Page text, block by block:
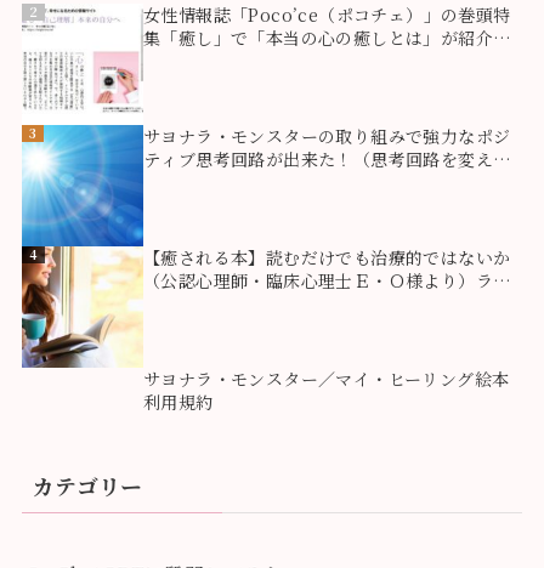
2
女性情報誌「Poco’ce（ポコチェ）」の巻頭特
集「癒し」で「本当の心の癒しとは」が紹介さ
3
サヨナラ・モンスターの取り組みで強力なポジ
ティブ思考回路が出来た！（思考回路を変える
4
【癒される本】読むだけでも治療的ではないか
（公認心理師・臨床心理士Ｅ・Ｏ様より）ライ
ティングセラピー
サヨナラ・モンスター／マイ・ヒーリング絵本
利用規約
カテゴリー